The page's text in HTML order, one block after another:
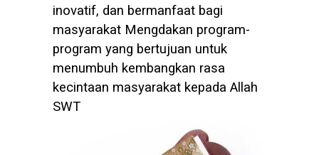
inovatif, dan bermanfaat bagi
masyarakat Mengdakan program-
program yang bertujuan untuk
menumbuh kembangkan rasa
kecintaan masyarakat kepada Allah
SWT